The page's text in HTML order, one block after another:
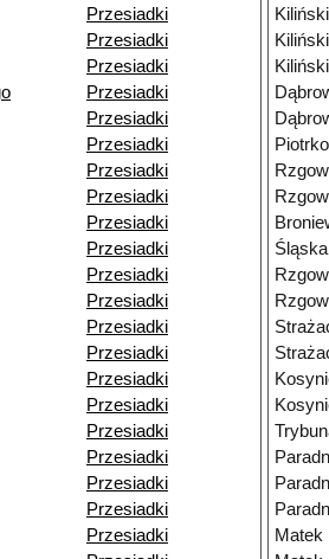
Przesiadki
Przesiadki
Przesiadki
Przesiadki
Przesiadki
Przesiadki
Przesiadki
Przesiadki
Przesiadki
Przesiadki
Przesiadki
Przesiadki
Przesiadki
Przesiadki
Przesiadki
Przesiadki
Przesiadki
Przesiadki
Przesiadki
Przesiadki
Przesiadki
Śląska
Matek